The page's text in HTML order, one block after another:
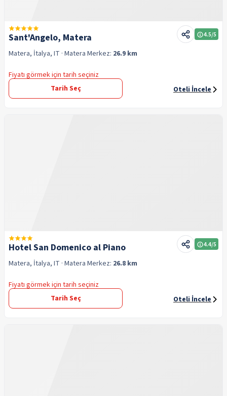
Sant'Angelo, Matera 4.5/5
Matera, İtalya, IT · Matera Merkez: 26.9 km
Fiyatı görmek için tarih seçiniz
Tarih Seç
Oteli İncele
Hotel San Domenico al Piano 4.4/5
Matera, İtalya, IT · Matera Merkez: 26.8 km
Fiyatı görmek için tarih seçiniz
Tarih Seç
Oteli İncele